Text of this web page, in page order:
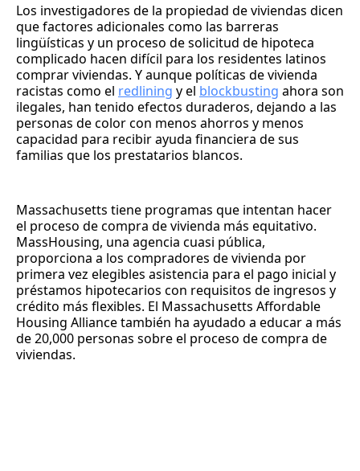
Los investigadores de la propiedad de viviendas dicen
que factores adicionales como las barreras
lingüísticas y un proceso de solicitud de hipoteca
complicado hacen difícil para los residentes latinos
comprar viviendas. Y aunque políticas de vivienda
racistas como el redlining y el blockbusting ahora son
ilegales, han tenido efectos duraderos, dejando a las
personas de color con menos ahorros y menos
capacidad para recibir ayuda financiera de sus
familias que los prestatarios blancos.
Massachusetts tiene programas que intentan hacer
el proceso de compra de vivienda más equitativo.
MassHousing, una agencia cuasi pública,
proporciona a los compradores de vivienda por
primera vez elegibles asistencia para el pago inicial y
préstamos hipotecarios con requisitos de ingresos y
crédito más flexibles. El Massachusetts Affordable
Housing Alliance también ha ayudado a educar a más
de 20,000 personas sobre el proceso de compra de
viviendas.